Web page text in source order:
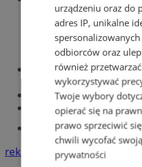
Zabrze
Największy
Książeczka
Tworzenie
reklama
urządzeniu oraz do
adres IP, unikalne
odbiorców oraz
również
wykorzystywać
Twoje wybory
opierać się na
prawo sprzeciwić
chwili wycofać
prywatności